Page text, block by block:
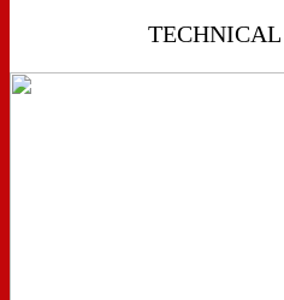
TECHNICAL